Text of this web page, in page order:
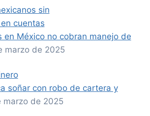
en México no cobran manejo de
marzo de 2025
soñar con robo de cartera y
marzo de 2025